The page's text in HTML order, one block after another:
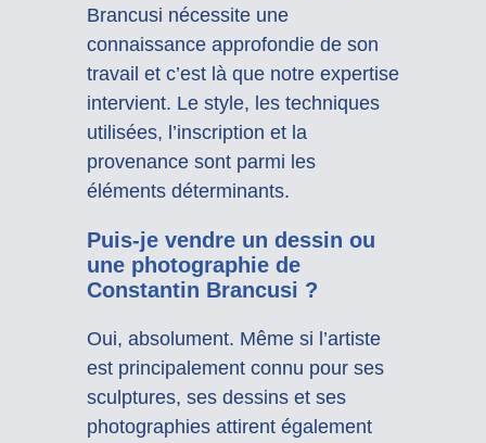
Brancusi nécessite une
connaissance approfondie de son
travail et c’est là que notre expertise
intervient. Le style, les techniques
utilisées, l’inscription et la
provenance sont parmi les
éléments déterminants.
Puis-je vendre un dessin ou
une photographie de
Constantin Brancusi ?
Oui, absolument. Même si l’artiste
est principalement connu pour ses
sculptures, ses dessins et ses
photographies attirent également